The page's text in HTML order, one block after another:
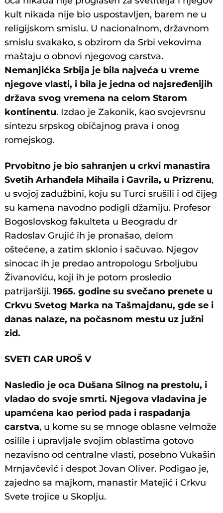
kult nikada nije bio uspostavljen, barem ne u
religijskom smislu. U nacionalnom, državnom
smislu svakako, s obzirom da Srbi vekovima
maštaju o obnovi njegovog carstva.
Nemanjićka Srbija je bila najveća u vreme
njegove vlasti, i bila je jedna od najsređenijih
država svog vremena na celom Starom
kontinentu. Izdao je Zakonik, kao svojevrsnu
sintezu srpskog običajnog prava i onog
romejskog.
Prvobitno je bio sahranjen u crkvi manastira
Svetih Arhanđela Mihaila i Gavrila, u Prizrenu,
u svojoj zadužbini, koju su Turci srušili i od čijeg
su kamena navodno podigli džamiju. Profesor
Bogoslovskog fakulteta u Beogradu dr
Radoslav Grujić ih je pronašao, delom
oštećene, a zatim sklonio i sačuvao. Njegov
sinocac ih je predao antropologu Srboljubu
Živanoviću, koji ih je potom prosledio
patrijaršiji.1965. godine su svečano prenete u
Crkvu Svetog Marka na Tašmajdanu, gde se i
danas nalaze, na počasnom mestu uz južni
zid.
SVETI CAR UROŠ V
Nasledio je oca Dušana Silnog na prestolu, i
vladao do svoje smrti. Njegova vladavina je
upamćena kao period pada i raspadanja
carstva, u kome su se mnoge oblasne velmože
osilile i upravljale svojim oblastima gotovo
nezavisno od centralne vlasti, posebno Vukašin
Mrnjavčević i despot Jovan Oliver. Podigao je,
zajedno sa majkom, manastir Matejić i Crkvu
Svete trojice u Skoplju.